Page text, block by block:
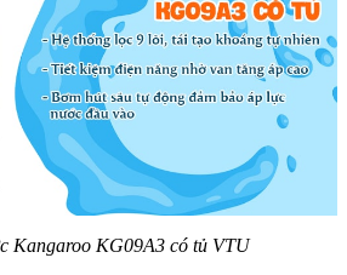
Kangaroo KG09A3 có tủ VTU